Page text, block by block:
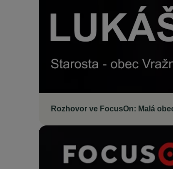
Rozhovor ve FocusOn: Malá